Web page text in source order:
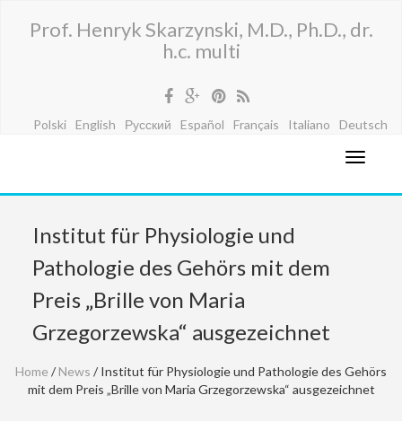
Prof. Henryk Skarzynski, M.D., Ph.D., dr.
h.c. multi
Polski English Русский Español Français Italiano Deutsch
Institut für Physiologie und
Pathologie des Gehörs mit dem
Preis „Brille von Maria
Grzegorzewska“ ausgezeichnet
Home / News / Institut für Physiologie und Pathologie des Gehörs
mit dem Preis „Brille von Maria Grzegorzewska“ ausgezeichnet